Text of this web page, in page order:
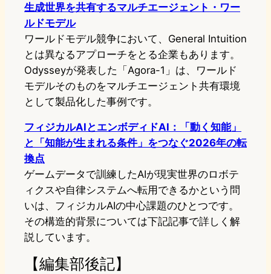
生成世界を共有するマルチエージェント・ワー
ルドモデル
ワールドモデル競争において、General Intuition
とは異なるアプローチをとる企業もあります。
Odysseyが発表した「Agora-1」は、ワールド
モデルそのものをマルチエージェント共有環境
として製品化した事例です。
フィジカルAIとエンボディドAI：「動く知能」
と「知能が生まれる条件」をつなぐ2026年の転
換点
ゲームデータで訓練したAIが現実世界のロボテ
ィクスや自律システムへ転用できるかという問
いは、フィジカルAIの中心課題のひとつです。
その構造的背景については下記記事で詳しく解
説しています。
【編集部後記】